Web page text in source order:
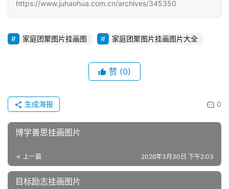
https://www.juhaohua.com.cn/archives/345350
家庭团聚图片挂画图 家庭团聚图片挂画图片大全
赞 (0)
0
生成海报
博学善思挂画图片
上一篇 2026年3月30日 下午2:03
目标励志挂画图片